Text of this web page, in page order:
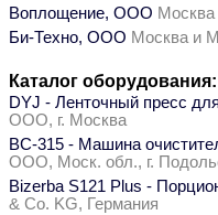
Воплощение, ООО
Би-Техно, ООО Москва и
Каталог оборудования:
DYJ - Ленточный пресс
ООО, г. Москва
ВС-315 - Машина
ООО, Моск. обл., г.
Bizerba S121 Plus -
& Co. KG, Германия